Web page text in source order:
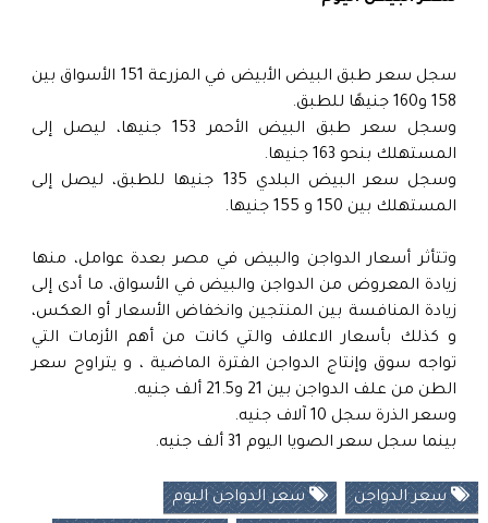
سجل سعر طبق البيض الأبيض في المزرعة 151 الأسواق بين
158 و160 جنيهًا للطبق.
وسجل سعر طبق البيض الأحمر 153 جنيها، ليصل إلى
المستهلك بنحو 163 جنيها.
وسجل سعر البيض البلدي 135 جنيها للطبق، ليصل إلى
المستهلك بين 150 و 155 جنيها.
وتتأثر أسعار الدواجن والبيض في مصر بعدة عوامل، منها
زيادة المعروض من الدواجن والبيض في الأسواق، ما أدى إلى
زيادة المنافسة بين المنتجين وانخفاض الأسعار أو العكس،
و كذلك بأسعار الاعلاف والتي كانت من أهم الأزمات التي
تواجه سوق وإنتاج الدواجن الفترة الماضية ، و يتراوح سعر
الطن من علف الدواجن بين 21 و21.5 ألف جنيه.
وسعر الذرة سجل 10 آلاف جنيه.
بينما سجل سعر الصويا اليوم 31 ألف جنيه.
سعر الدواجن سعر الدواجن اليوم